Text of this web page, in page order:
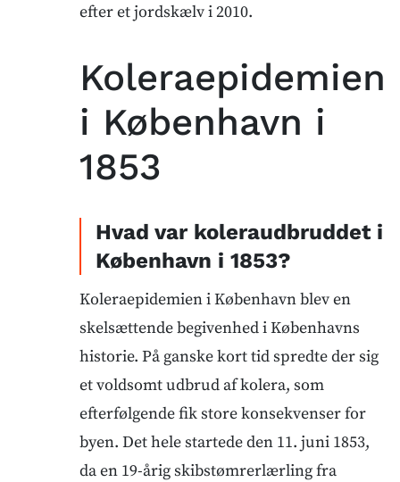
efter et jordskælv i 2010.
Koleraepidemien
i København i
1853
Hvad var koleraudbruddet i
København i 1853?
Koleraepidemien i København blev en
skelsættende begivenhed i Københavns
historie. På ganske kort tid spredte der sig
et voldsomt udbrud af kolera, som
efterfølgende fik store konsekvenser for
byen. Det hele startede den 11. juni 1853,
da en 19-årig skibstømrerlærling fra